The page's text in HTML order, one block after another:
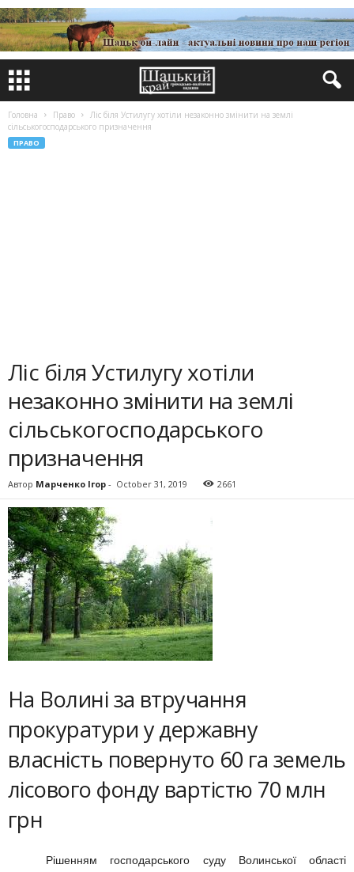
Головна Право
Ліс біля Устилугу хотіли незаконно змінити на землі
сільськогосподарського призначення
ПРАВО
Ліс біля Устилугу хотіли
незаконно змінити на землі
сільськогосподарського
призначення
Автор Марченко Ігор - October 31, 2019 2661
На Волині за втручання
прокуратури у державну
власність повернуто 60 га земель
лісового фонду вартістю 70 млн
грн
Рішенням господарського суду Волинської області